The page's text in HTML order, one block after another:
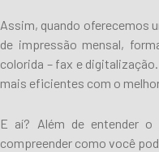
Assim, quando oferecemos
de impressão mensal,
colorida – fax e
mais eficientes com o
E aí? Além de entender o
compreender como você